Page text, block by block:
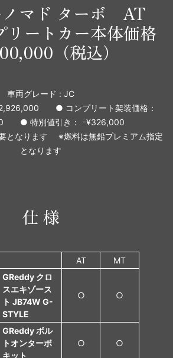
ノマド ターボ AT
リートカー本体価格
（税込）
車両グレード : JC
● コンプリート架装価格：
● 特別値引き： ｰ¥326,000
となります ※燃料は無鉛プレミアム指定
となります
仕 様
AT MT
GReddy クロ
スエキゾース
ト JB74W G-
STYLE
○ ○
GReddy ボル
トオンターボ
キット
○ ○